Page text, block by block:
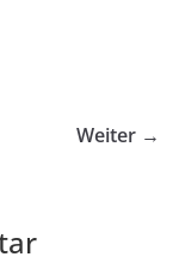
Weiter →